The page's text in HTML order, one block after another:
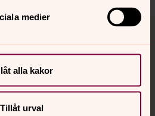
medier
alla kakor
Tillåt urval